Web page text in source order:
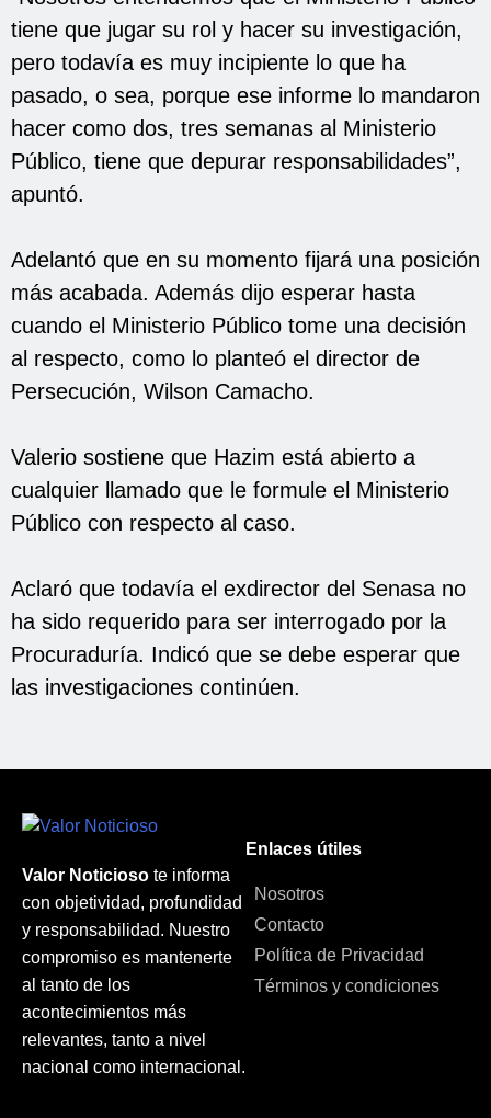
tiene que jugar su rol y hacer su investigación,
pero todavía es muy incipiente lo que ha
pasado, o sea, porque ese informe lo mandaron
hacer como dos, tres semanas al Ministerio
Público, tiene que depurar responsabilidades”,
apuntó.
Adelantó que en su momento fijará una posición
más acabada. Además dijo esperar hasta
cuando el Ministerio Público tome una decisión
al respecto, como lo planteó el director de
Persecución, Wilson Camacho.
Valerio sostiene que Hazim está abierto a
cualquier llamado que le formule el Ministerio
Público con respecto al caso.
Aclaró que todavía el exdirector del Senasa no
ha sido requerido para ser interrogado por la
Procuraduría. Indicó que se debe esperar que
las investigaciones continúen.
Valor Noticioso te informa
con objetividad, profundidad
y responsabilidad. Nuestro
compromiso es mantenerte
al tanto de los
acontecimientos más
relevantes, tanto a nivel
nacional como internacional.
Enlaces útiles
Nosotros
Contacto
Política de Privacidad
Términos y condiciones